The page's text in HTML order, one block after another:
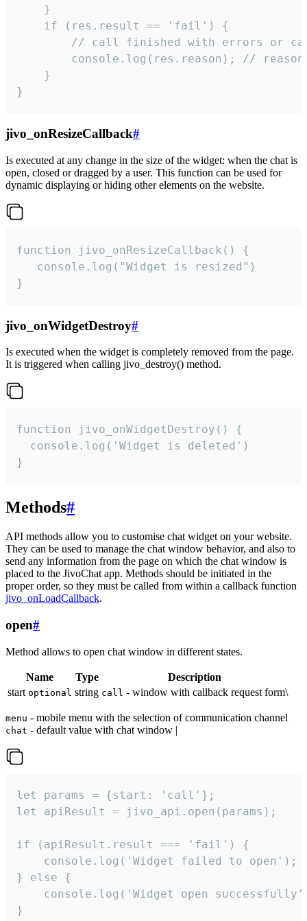
    }
    if (res.result == 'fail') {
// call finished with errors or
console.log(res.reason); //
    }
}
jivo_onResizeCallback#
Is executed at any change in the size of the widget: when the chat is
open, closed or dragged by a user. This function can be used for
dynamic displaying or hiding other elements on the website.
function jivo_onResizeCallback() {
   console.log("Widget is resized")
}
jivo_onWidgetDestroy#
Is executed when the widget is completely removed from the page.
It is triggered when calling jivo_destroy() method.
function jivo_onWidgetDestroy() {
  console.log('Widget is deleted')
}
Methods#
API methods allow you to customise chat widget on your website.
They can be used to manage the chat window behavior, and also to
send any information from the page on which the chat window is
placed to the JivoChat app. Methods should be initiated in the
proper order, so they must be called from within a callback function
jivo_onLoadCallback.
open#
Method allows to open chat window in different states.
Name Type
Description
start optional string call - window with callback request form\
menu - mobile menu with the selection of communication channel
chat - default value with chat window |
let params = {start: 'call'};
let apiResult = jivo_api.open(params);
if (apiResult.result === 'fail') {
    console.log('Widget failed to open');
} else {
console.log('Widget open
}